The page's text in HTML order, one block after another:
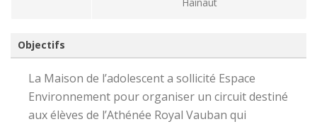
Objectifs
La Maison de l’adolescent a sollicité Espace
Environnement pour organiser un circuit destiné
aux élèves de l’Athénée Royal Vauban qui